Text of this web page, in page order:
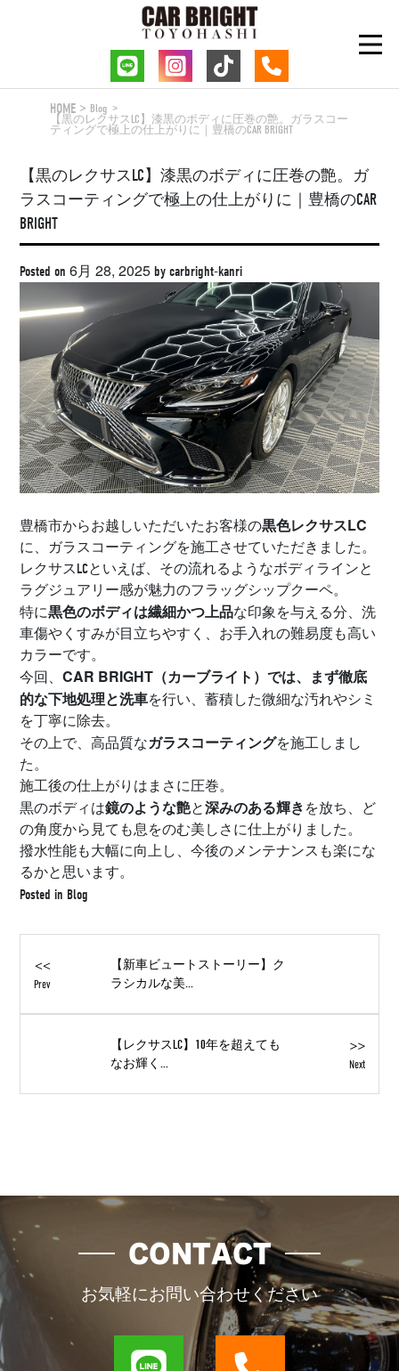
HOME
Blog
【黒のレクサスLC】漆黒のボディに圧巻の艶。ガラスコー
ティングで極上の仕上がりに｜豊橋のCAR BRIGHT
【黒のレクサスLC】漆黒のボディに圧巻の艶。ガ
ラスコーティングで極上の仕上がりに｜豊橋のCAR
BRIGHT
Posted on6月 28, 2025 bycarbright-kanri
豊橋市からお越しいただいたお客様の黒色レクサスLC
に、ガラスコーティングを施工させていただきました。
レクサスLCといえば、その流れるようなボディラインと
ラグジュアリー感が魅力のフラッグシップクーペ。
特に黒色のボディは繊細かつ上品な印象を与える分、洗
車傷やくすみが目立ちやすく、お手入れの難易度も高い
カラーです。
今回、CAR BRIGHT（カーブライト）では、まず徹底
的な下地処理と洗車を行い、蓄積した微細な汚れやシミ
を丁寧に除去。
その上で、高品質なガラスコーティングを施工しまし
た。
施工後の仕上がりはまさに圧巻。
黒のボディは鏡のような艶と深みのある輝き を放ち、ど
の角度から見ても息をのむ美しさに仕上がりました。
撥水性能も大幅に向上し、今後のメンテナンスも楽にな
るかと思います。
Posted in Blog
<<
Prev
【新車ビュートストーリー】ク
ラシカルな美...
>>
Next
【レクサスLC】10年を超えても
なお輝く...
CONTACT
お気軽にお問い合わせください